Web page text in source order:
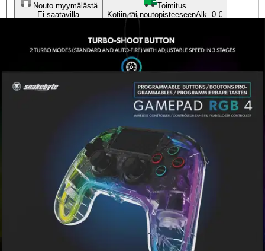
Nouto myymälästä
Ei saatavilla
Toimitus
Kotiin tai noutopisteeseenAlk. 0 €
Ilmainen toimitus yli 100 €:n tilauksille
Postin pakettiautomaattiin tai
palvelupisteeseen!
Tarkista myymäläsaatavuus
Ei saatavilla